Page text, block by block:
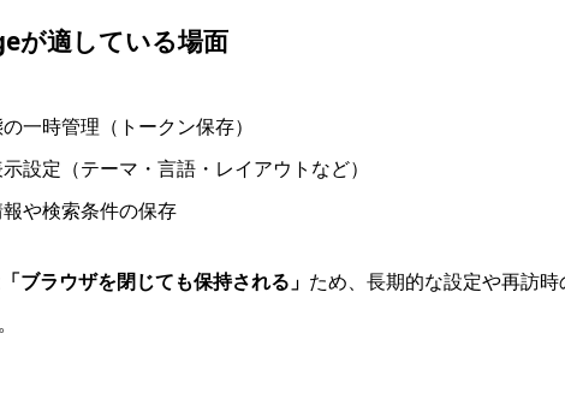
が適している場面
一時管理（トークン保存）
設定（テーマ・言語・レイアウトなど）
や検索条件の保存
「ブラウザを閉じても保持される」 ため、長期的な設定や再訪